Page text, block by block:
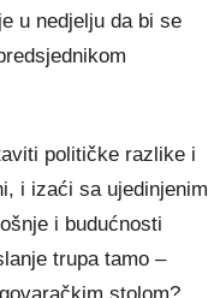
u nedjelju da bi se
političke razlike i
i izaći sa ujedinjenim
i budućnosti
trupa tamo –